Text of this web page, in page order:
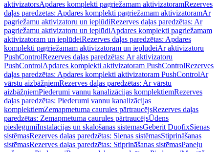
aktivizatorsApdares komplekti pagriežamam aktivizatoramRezerves
daļas paredzētas: Apdares komplekti pagriežamam aktivizatoramAr
pagriežamu aktivizatoru un ieplūdiRezerves daļas paredzētas: Ar
pagriežamu aktivizatoru un ieplūdiApdares komplekti pagriežamam
aktivizatoram un ieplūdeiRezerves daļas paredzētas: Apdares
komplekti pagriežamam aktivizatoram un ieplūdeiAr aktivizatoru
PushControlRezerves daļas paredzētas: Ar aktivizatoru
PushControlApdares komplekti aktivizatoram PushControlRezerves
daļas paredzētas: Apdares komplekti aktivizatoram PushControlAr
vārstu aizbāžņiemRezerves daļas paredzētas: Ar vārstu
aizbāžņiemPiederumi vannu kanalizācijas komplektiemRezerves
daļas paredzētas: Piederumi vannu kanalizācijas
komplektiemZemapmetuma caurules pārtraucējsRezerves daļas
paredzētas: Zemapmetuma caurules pārtraucējsŪdens
pieslēgumiInstalācijas un skalošanas sistēmasGeberit DuofixSienas
sistēmasRezerves daļas paredzētas: Sienas sistēmasStiprināšanas
sistēmasRezerves daļas paredzētas: Stiprināšanas sistēmasPaneļu